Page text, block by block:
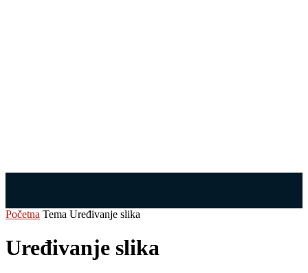
Početna Tema Uređivanje slika
Uređivanje slika